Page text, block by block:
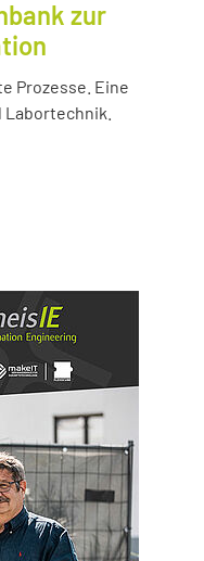
zur
Prozesse. Eine